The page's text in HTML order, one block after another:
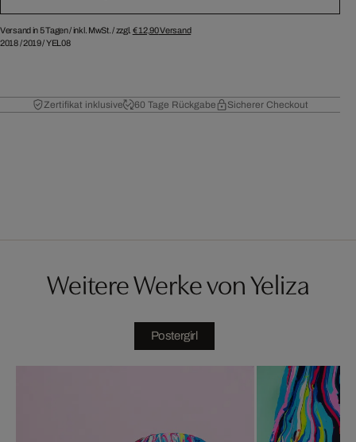
Versand in 5 Tagen /inkl. MwSt. / zzgl. € 12,90Versand
2018/2019/YEL08
Zertifikat inklusive 60 Tage Rückgabe Sicherer Checkout
Weitere Werke von Yeliza
Postergirl